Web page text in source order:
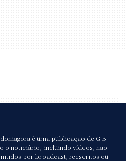
é uma publicação de G B
o noticiário, incluindo vídeos, não
por broadcast, reescritos ou